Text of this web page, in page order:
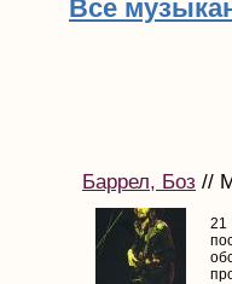
Все
Баррел, Боз //
21